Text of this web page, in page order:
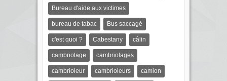
Bureau d'aide aux victimes
bureau de tabac Bus saccagé
c'est quoi ? Cabestany câlin
cambriolage cambriolages
cambrioleur cambrioleurs camion